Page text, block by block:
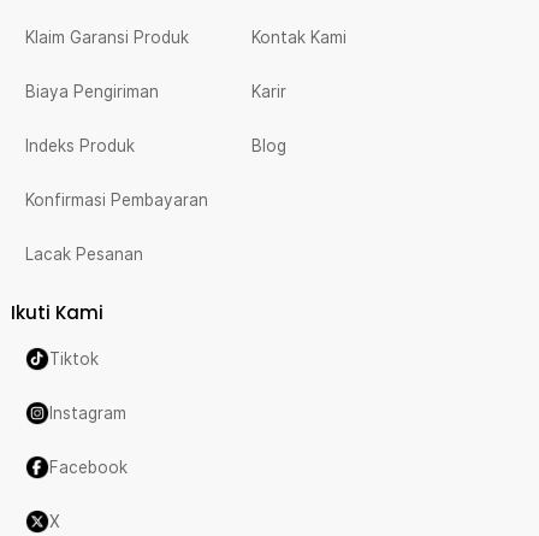
Klaim Garansi Produk
Biaya Pengiriman
Indeks Produk
Konfirmasi Pembayaran
Lacak Pesanan
Kontak Kami
Karir
Blog
Ikuti Kami
Tiktok
Instagram
Facebook
X